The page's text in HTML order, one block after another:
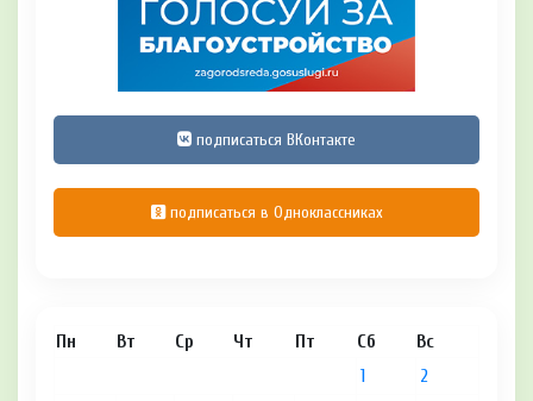
подписаться ВКонтакте
подписаться в Одноклассниках
Пн Вт Ср Чт Пт Сб Вс
1
2